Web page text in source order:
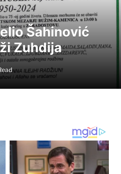
Šahinović
Zuhdija